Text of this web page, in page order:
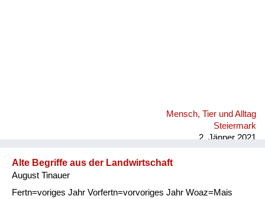
Mensch, Tier und Alltag
Steiermark
2. Jänner 2021
Alte Begriffe aus der Landwirtschaft
August Tinauer
Fertn=voriges Jahr Vorfertn=vorvoriges Jahr Woaz=Mais